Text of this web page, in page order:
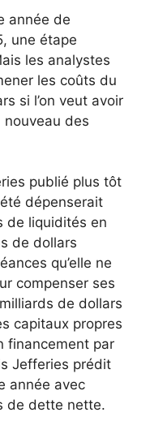
année de
une étape
les analystes
les coûts du
si l’on veut avoir
nouveau des
publié plus tôt
dépenserait
de liquidités en
de dollars
qu’elle ne
compenser ses
de dollars
capitaux propres
financement par
Jefferies prédit
année avec
de dette nette.